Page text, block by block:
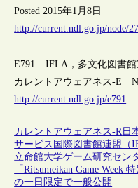
Posted 2015年1月8日
http://current.ndl.go.jp/node/
E791 – IFLA，多文化図書
カレントアウェアネス-E
http://current.ndl.go.jp/e791
カレントアウェアネス-R 日
サービス 国際図書館連盟（
立命館大学ゲーム研究セン
「Ritsumeikan Game Week
の一日限定で一般公開